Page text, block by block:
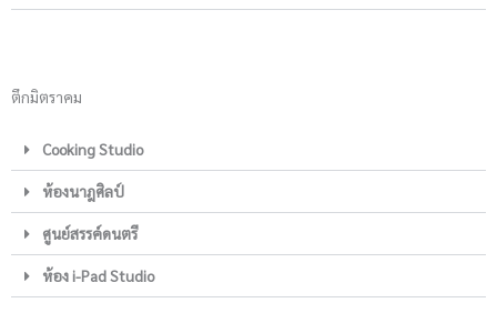
ตึกมิตราคม
Cooking Studio
ห้องนาฎศิลป์
ศูนย์สรรค์ดนตรี
ห้อง i-Pad Studio